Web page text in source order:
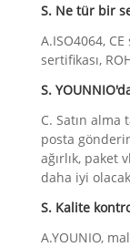
S. Ne tür bir
A.ISO4064,
sertifikası,
S.
C. Satın
posta
ağırlık, paket
daha iyi
S. Kalite
A.YOUNIO,